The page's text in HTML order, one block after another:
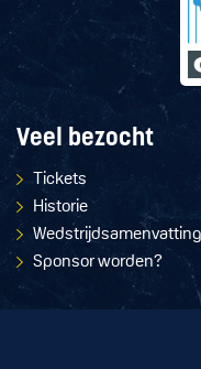
Veel bezocht
Tickets
Historie
Sponsor worden?